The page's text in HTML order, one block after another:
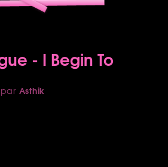
- I Begin To
par Asthik